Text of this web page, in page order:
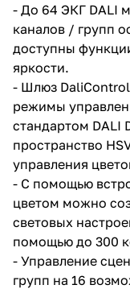
- До 64 ЭКГ DALI
каналов / групп
доступны
яркости.
- Шлюз
режимы
стандартом DALI
пространство
управления
- С помощью
цветом можно
световых
помощью до 300
- Управление
групп на 16